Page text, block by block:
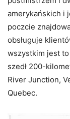
amerykańskich i
poczcie
obsługuje
wszystkim jest
szedł 200-
River Junction,
Quebec.